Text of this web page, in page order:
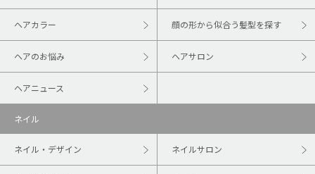
ヘアカラー 顔の形から似合う髪型を探す
ヘアのお悩み ヘアサロン
ヘアニュース
ネイル
ネイル・デザイン ネイルサロン